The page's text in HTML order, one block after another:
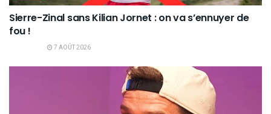
Sierre-Zinal sans Kilian Jornet : on va s’ennuyer de
fou !
7 AOÛT 2026